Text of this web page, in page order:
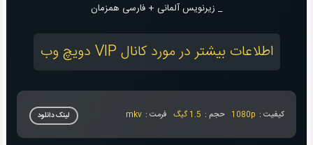
_ زیرنویس آلمانی + فارسی همزمان
اطلاعات بیشتر در مورد کانال VIP دویچ وب
کیفیت : 1080p حجم : 1.5 گیگ فرمت : mkv لینک دانلود